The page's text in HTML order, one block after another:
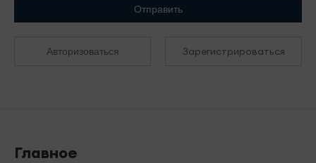
Отправить
Авторизоваться Зарегистрироваться
Главное